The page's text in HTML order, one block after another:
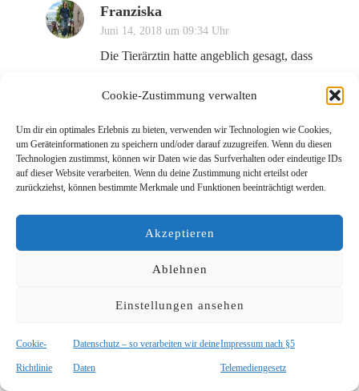
Cookie-Zustimmung verwalten
Um dir ein optimales Erlebnis zu bieten, verwenden wir Technologien wie Cookies,
um Geräteinformationen zu speichern und/oder darauf zuzugreifen. Wenn du diesen
Technologien zustimmst, können wir Daten wie das Surfverhalten oder eindeutige IDs
auf dieser Website verarbeiten. Wenn du deine Zustimmung nicht erteilst oder
zurückziehst, können bestimmte Merkmale und Funktionen beeinträchtigt werden.
Akzeptieren
Ablehnen
Einstellungen ansehen
Cookie-
Richtlinie
Datenschutz – so verarbeiten wir deine
Daten
Impressum nach §5
Telemediengesetz
Franziska
Juni 14, 2018 um 09:34 Uhr
Die Tierärztin hatte angeblich gesagt, dass
Mich hat das gewundert, denn ich bin der
irgendwo. Man hat den Besitzern dann
Röntgen angeboten, aber das wollten sie
nicht. Um ganz ehrlich zu sein sind hier ein
Ich meine, die Kleine ist gerade mal 10
Monate alt. Da sollte man während der Hitze
war meiner Meinung nach noch nicht richtig
Uterus da und das ist vielleicht auch ein
Grund dafür, warum der erste Welpe es nicht